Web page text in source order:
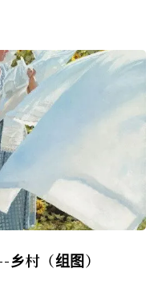
村（组图）